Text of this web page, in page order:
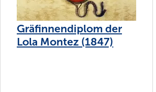
Gräfinnendiplom der
Lola Montez (1847)